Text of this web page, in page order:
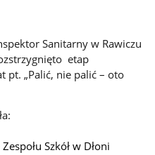
Sanitarny w Rawiczu
etap
„Palić, nie palić – oto
Szkół w Dłoni